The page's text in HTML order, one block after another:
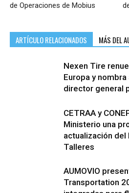
de Operaciones de Mobius
ARTÍCULO RELACIONADOS MÁS DEL
Nexen Tire
Europa y
director general
CETRAA y
Ministerio una
actualización del
Talleres
AUMOVIO
Transportation